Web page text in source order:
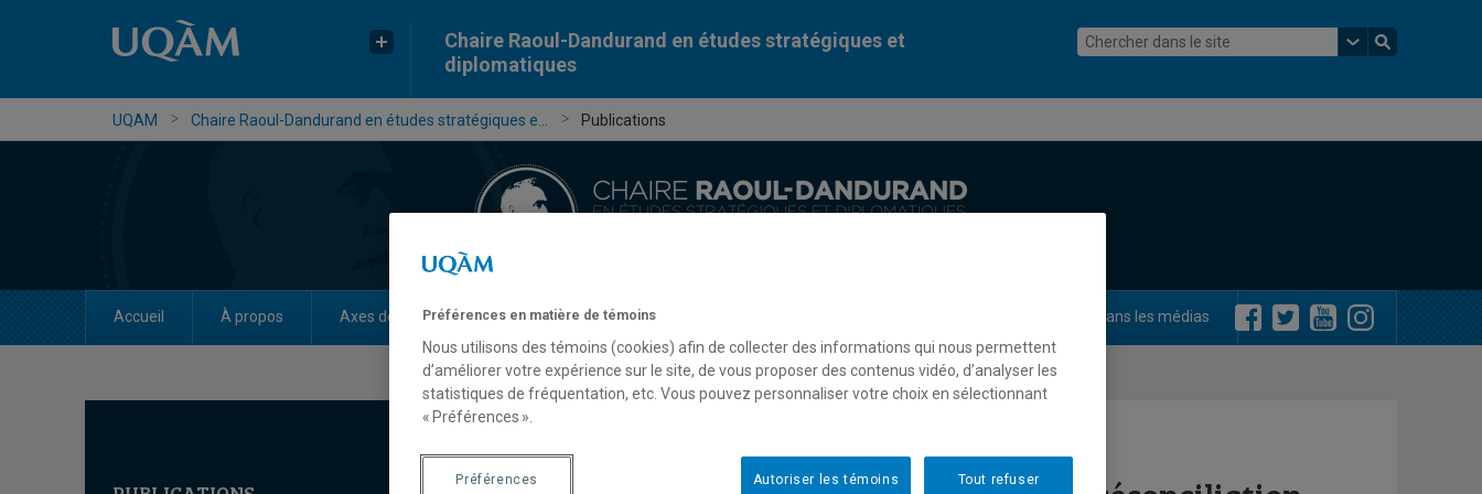
Chaire Raoul-Dandurand en études stratégiques et
diplomatiques
UQAM Chaire Raoul-Dandurand en études stratégiques e... Publications
Accueil À propos Axes de recherche Chercheur-e-s Dans les médias
Préférences en matière de témoins
Nous utilisons des témoins (cookies) afin de collecter des informations qui nous permettent
d’améliorer votre expérience sur le site, de vous proposer des contenus vidéo, d’analyser les
statistiques de fréquentation, etc. Vous pouvez personnaliser votre choix en sélectionnant
« Préférences ».
Tout refuser
Autoriser les témoins
Préférences